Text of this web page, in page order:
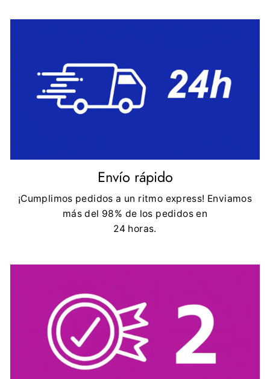
Envío rápido
¡Cumplimos pedidos a un ritmo express! Enviamos
más del 98% de los pedidos en
24 horas.